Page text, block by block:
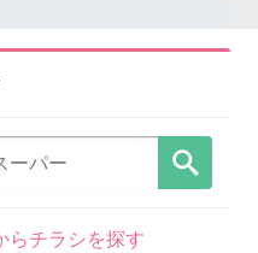
らチラシを探す